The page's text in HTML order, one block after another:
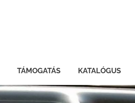
TÁMOGATÁS KATALÓGUS